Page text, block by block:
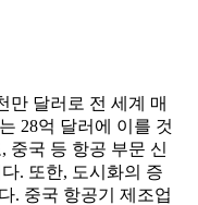
만 달러로 전 세계 매
28억 달러에 이를 것
중국 등 항공 부문 신
. 또한, 도시화의 증
. 중국 항공기 제조업